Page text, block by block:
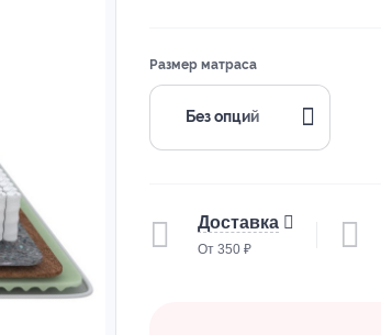
Размер матраса
Без опций
Доставка
От 350 ₽